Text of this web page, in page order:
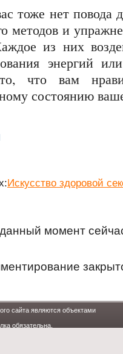
тоже нет повода
методов и
из них
энергий
что вам
состоянию
Искусство здоровой
момент
сайта являются объектами
обязательна.